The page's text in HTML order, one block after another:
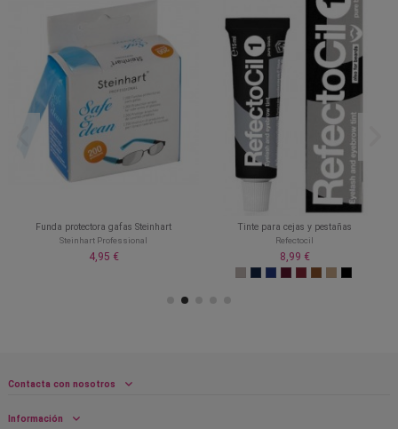
Funda protectora gafas Steinhart
Steinhart Professional
4,95 €
Tinte para cejas y pestañas
Refectocil
8,99 €
Contacta con nosotros
Información